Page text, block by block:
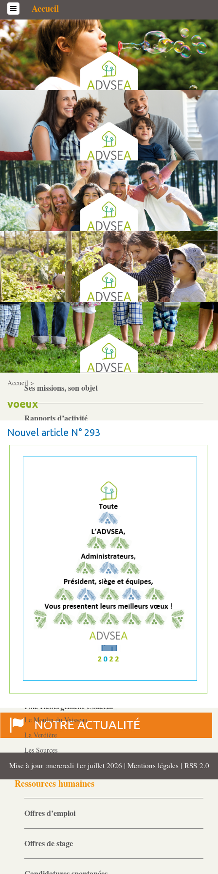
Accueil
L’association
Qui sommes-­nous ?
Généralités
Historique
Statuts et Règlement de fonctionnement
Nos partenaires
Institutionnels
Acteurs
Professionnels
Gouvernance
Conseil d’administration
Le siège
Son équipe
Ses locaux
Son histoire
Ses missions, son objet
Rapports d’activité
Les Pôles
Service de Prévention spécialisée territorialisée
Pôle Protection et Soutien Familial
Médiation familiale
VPT
Pôle Hébergement Collectif
Le Moulin du Vaisseau
La Verdière
Les Sources
Ressources humaines
Offres d’emploi
Offres de stage
Accueil >
voeux
Nouvel article N° 293
Mise à jour :mercredi 1er juillet 2026 | Mentions légales | RSS 2.0